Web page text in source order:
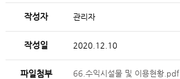
작성자 관리자
작성일 2020.12.10
파일첨부 66.수익시설물 및 이용현황.pdf